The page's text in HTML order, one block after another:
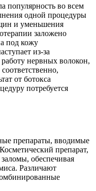
популярность во всем
одной процедуры
и уменьшения
заложено
под кожу
из-за
нервных волокон,
от ботокса
потребуется
препараты, вводимые
препарат,
обеспечивая
Различают